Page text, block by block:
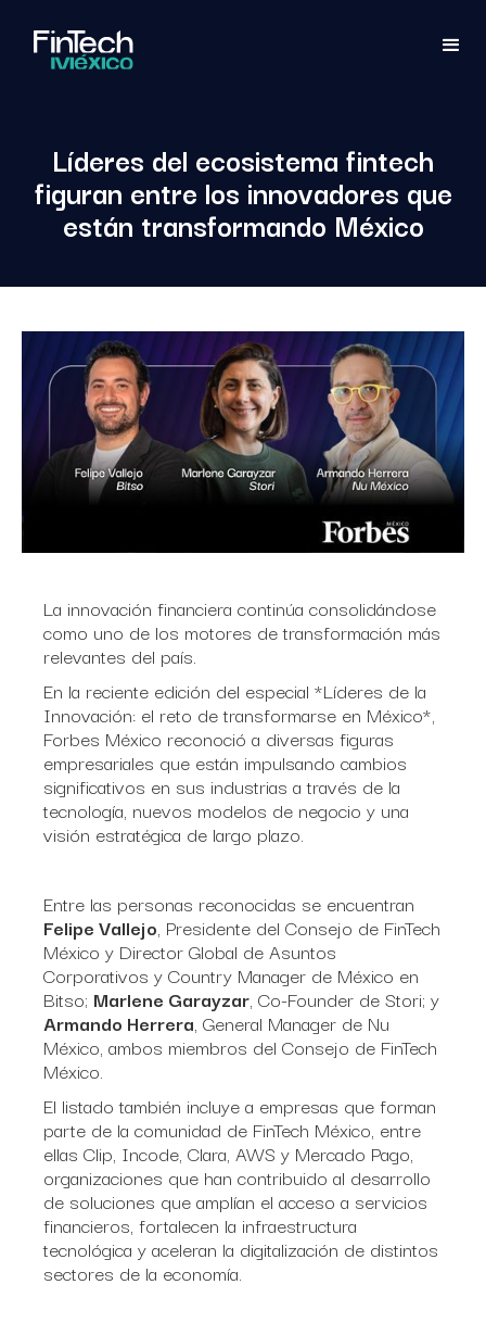
Líderes del ecosistema fintech
figuran entre los innovadores que
están transformando México
La innovación financiera continúa consolidándose
como uno de los motores de transformación más
relevantes del país.
En la reciente edición del especial *Líderes de la
Innovación: el reto de transformarse en México*,
Forbes México reconoció a diversas figuras
empresariales que están impulsando cambios
significativos en sus industrias a través de la
tecnología, nuevos modelos de negocio y una
visión estratégica de largo plazo.
Entre las personas reconocidas se encuentran
Felipe Vallejo, Presidente del Consejo de FinTech
México y Director Global de Asuntos
Corporativos y Country Manager de México en
Bitso; Marlene Garayzar, Co-Founder de Stori; y
Armando Herrera, General Manager de Nu
México, ambos miembros del Consejo de FinTech
México.
El listado también incluye a empresas que forman
parte de la comunidad de FinTech México, entre
ellas Clip, Incode, Clara, AWS y Mercado Pago,
organizaciones que han contribuido al desarrollo
de soluciones que amplían el acceso a servicios
financieros, fortalecen la infraestructura
tecnológica y aceleran la digitalización de distintos
sectores de la economía.